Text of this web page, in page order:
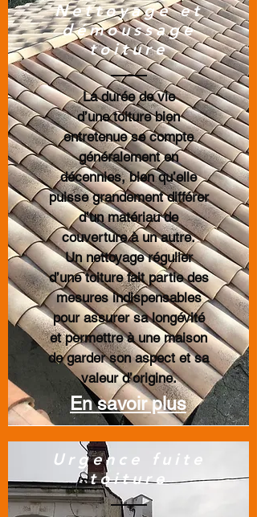
Nettoyage et
démoussage
toiture
La durée de vie
d’une toiture bien
entretenue se compte
généralement en
décennies, bien qu’elle
puisse grandement différer
d’un matériau de
couverture à un autre.
Un nettoyage régulier
d’une toiture fait partie des
mesures indispensables
pour assurer sa longévité
et permettre à une maison
de garder son aspect et sa
valeur d’origine.
En savoir plus
Urgence fuite
toiture